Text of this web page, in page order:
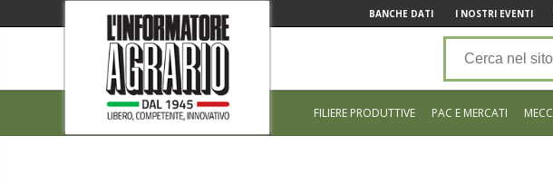
BANCHE DATI I NOSTRI EVENTI
FILIERE PRODUTTIVE PAC E MERCATI